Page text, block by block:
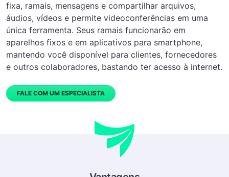
fixa, ramais, mensagens e compartilhar arquivos,
áudios, vídeos e permite videoconferências em uma
única ferramenta. Seus ramais funcionarão em
aparelhos fixos e em aplicativos para smartphone,
mantendo você disponível para clientes, fornecedores
e outros colaboradores, bastando ter acesso à internet.
FALE COM UM ESPECIALISTA